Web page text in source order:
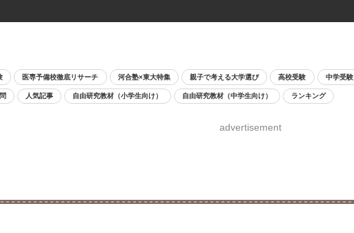
医専予備校徹底リサーチ 河合塾×東大特集 親子で考える大学選び 高校受験 中学受験
人気記事 自由研究教材（小学生向け） 自由研究教材（中学生向け） ランキング
advertisement